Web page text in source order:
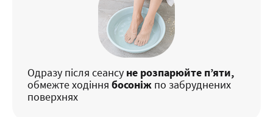
Одразу після сеансу не розпарюйте п’яти,
обмежте ходіння босоніж по забруднених
поверхнях